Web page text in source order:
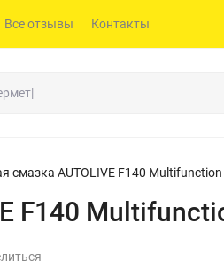
Все отзывы Контакты
смазка AUTOLIVE F140
F140